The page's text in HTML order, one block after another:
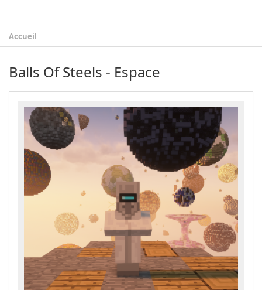
Accueil
Balls Of Steels - Espace